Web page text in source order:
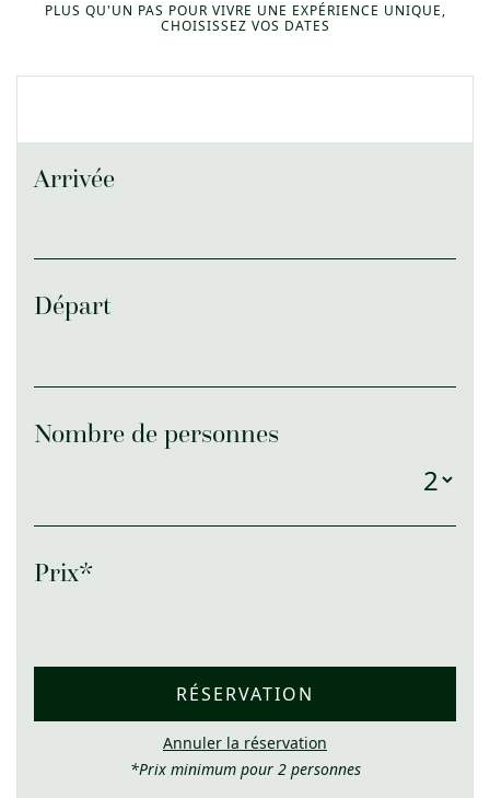
PLUS QU'UN PAS POUR VIVRE UNE EXPÉRIENCE UNIQUE,
CHOISISSEZ VOS DATES
Arrivée
Départ
Nombre de personnes
Prix*
RÉSERVATION
Annuler la réservation
*Prix minimum pour 2 personnes